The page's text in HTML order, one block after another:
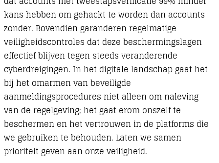
kans hebben om gehackt te worden dan accounts
zonder. Bovendien garanderen regelmatige
veiligheidscontroles dat deze beschermingslagen
effectief blijven tegen steeds veranderende
cyberdreigingen. In het digitale landschap gaat het
bij het omarmen van beveiligde
aanmeldingsprocedures niet alleen om naleving
van de regelgeving; het gaat erom onszelf te
beschermen en het vertrouwen in de platforms die
we gebruiken te behouden. Laten we samen
prioriteit geven aan onze veiligheid.